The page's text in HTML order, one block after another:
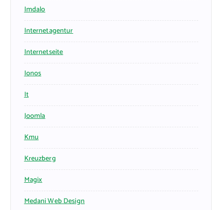
Imdalo
Internetagentur
Internetseite
Ionos
It
Joomla
Kmu
Kreuzberg
Magix
Medani Web Design